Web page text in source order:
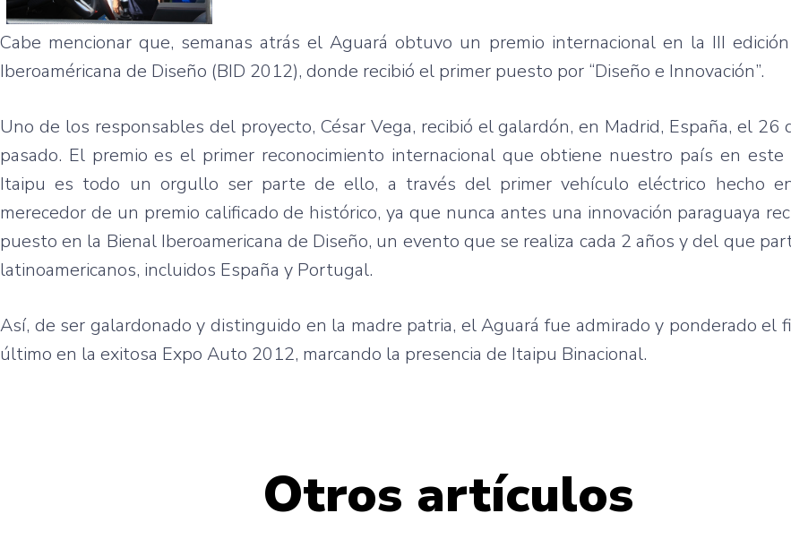
Cabe mencionar que, semanas atrás elAguará obtuvo un premio internacionalen la III edición
Iberoaméricana de Diseño (BID 2012), donde recibió el primer puesto por “Diseño e Innovación”.
Uno de los responsables del proyecto, CésarVega, recibió elgalardón, en Madrid, España, el 26
pasado. El premio es el primer reconocimiento internacional que obtiene nuestro país en este
Itaipu es todo un orgullo ser parte deello, a través del primervehículo eléctrico hecho
merecedor de un premio calificado de histórico,ya que nunca antes una innovación paraguaya
puesto en la Bienal Iberoamericana de Diseño, un evento que se realiza cada 2 años y del que
latinoamericanos, incluidos España y Portugal.
Así, de ser galardonado y distinguido en la madre patria, elAguará fue admirado y ponderado el
último en la exitosa Expo Auto 2012, marcando la presencia de Itaipu Binacional.
Otros artículos